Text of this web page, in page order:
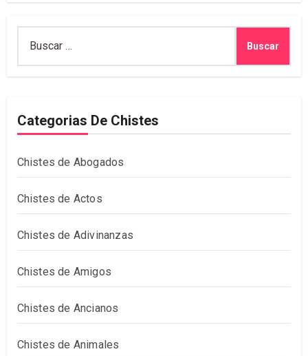
Categorias De Chistes
Chistes de Abogados
Chistes de Actos
Chistes de Adivinanzas
Chistes de Amigos
Chistes de Ancianos
Chistes de Animales